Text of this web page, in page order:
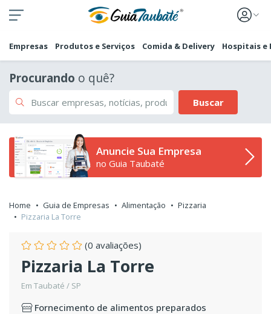
Empresas Produtos e Serviços Comida & Delivery Hospitais e
Procurando o quê?
Buscar
Anuncie Sua Empresa
no Guia Taubaté
Home Guia de Empresas Alimentação
Pizzaria
Pizzaria La Torre
(0 avaliações)
Pizzaria La Torre
Em Taubaté / SP
Fornecimento de alimentos preparados